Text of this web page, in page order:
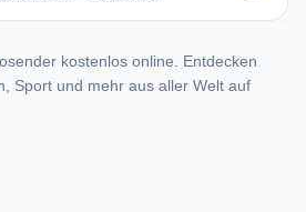
kostenlos online. Entdecken
Sport und mehr aus aller Welt auf